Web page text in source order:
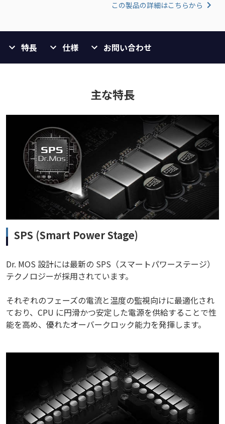
この製品の詳細はこちらから
特長 仕様 お問い合わせ
主な特長
SPS (Smart Power Stage)
Dr. MOS 設計には最新の SPS（スマートパワーステージ）
テクノロジーが採用されています。
それぞれのフェーズの電流と温度の監視向けに最適化され
ており、CPU に円滑かつ安定した電源を供給することで性
能を高め、優れたオーバークロック能力を発揮します。